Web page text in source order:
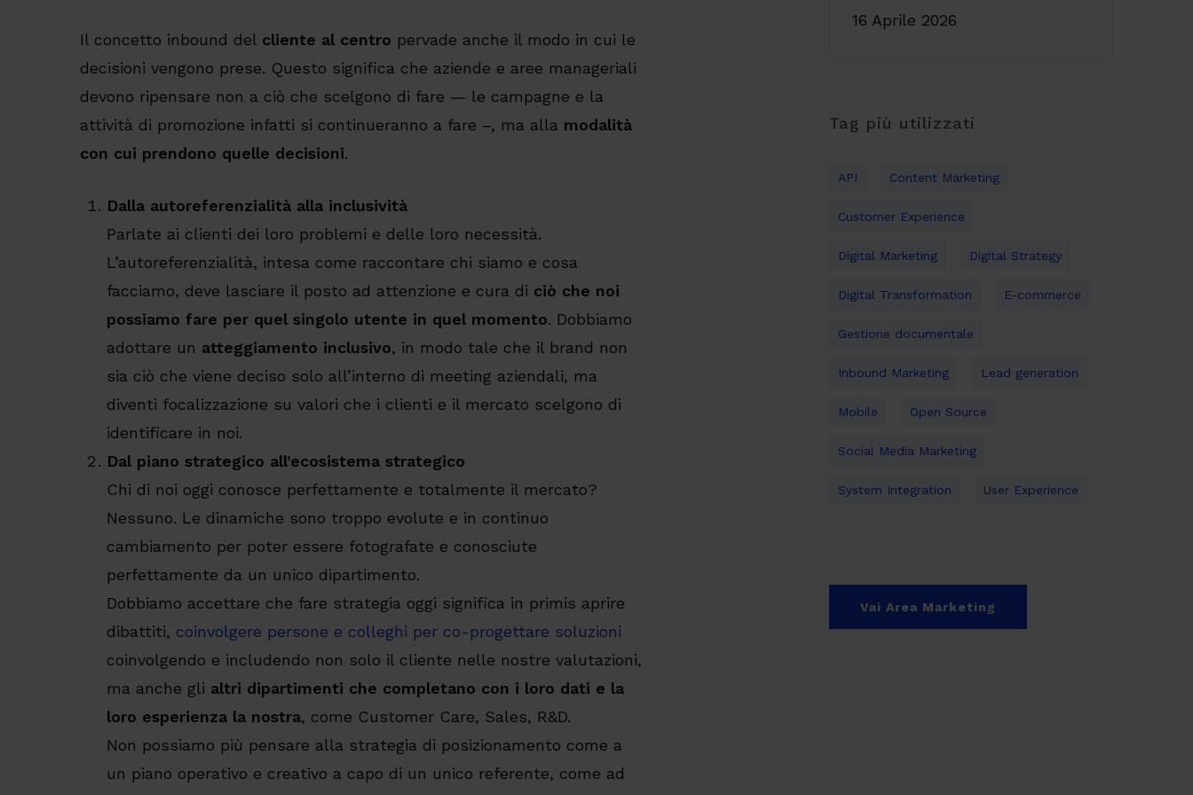
Il concetto inbound del cliente al centro pervade anche il modo in cui le
decisioni vengono prese. Questo significa che aziende e aree manageriali
devono ripensare non a ciò che scelgono di fare — le campagne e la
attività di promozione infatti si continueranno a fare –, ma alla modalità
con cui prendono quelle decisioni.
Dalla autoreferenzialità alla inclusività
Parlate ai clienti dei loro problemi e delle loro necessità.
L’autoreferenzialità, intesa come raccontare chi siamo e cosa
facciamo, deve lasciare il posto ad attenzione e cura di ciò che noi
possiamo fare per quel singolo utente in quel momento. Dobbiamo
adottare un atteggiamento inclusivo, in modo tale che il brand non
sia ciò che viene deciso solo all’interno di meeting aziendali, ma
diventi focalizzazione su valori che i clienti e il mercato scelgono di
identificare in noi.
Dal piano strategico all’ecosistema strategico
Chi di noi oggi conosce perfettamente e totalmente il mercato?
Nessuno. Le dinamiche sono troppo evolute e in continuo
cambiamento per poter essere fotografate e conosciute
perfettamente da un unico dipartimento.
Dobbiamo accettare che fare strategia oggi significa in primis aprire
dibattiti, coinvolgere persone e colleghi per co-progettare soluzioni
coinvolgendo e includendo non solo il cliente nelle nostre valutazioni,
ma anche gli altri dipartimenti che completano con i loro dati e la
loro esperienza la nostra, come Customer Care, Sales, R&D.
Non possiamo più pensare alla strategia di posizionamento come a
un piano operativo e creativo a capo di un unico referente, come ad
16 Aprile 2026
Tag più utilizzati
API Content Marketing
Customer Experience
Digital Marketing Digital Strategy
Digital Transformation E-commerce
Gestione documentale
Inbound Marketing Lead generation
Mobile Open Source
Social Media Marketing
System Integration User Experience
Vai Area Marketing